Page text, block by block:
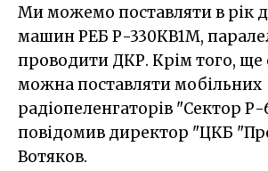
Ми можемо поставляти в рік
машин РЕБ Р-330КВ1М,
проводити ДКР. Крім того, ще
можна поставляти мобільних
радіопеленгаторів "Сектор Р-
повідомив директор "ЦКБ
Вотяков.